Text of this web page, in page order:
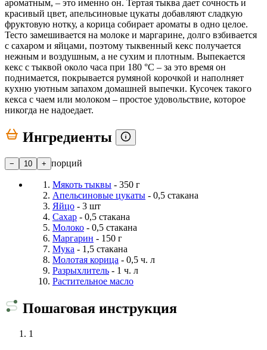
ароматным, – это именно он. Тертая тыква дает сочность и
красивый цвет, апельсиновые цукаты добавляют сладкую
фруктовую нотку, а корица собирает ароматы в одно целое.
Тесто замешивается на молоке и маргарине, долго взбивается
с сахаром и яйцами, поэтому тыквенный кекс получается
нежным и воздушным, а не сухим и плотным. Выпекается
кекс с тыквой около часа при 180 °С – за это время он
поднимается, покрывается румяной корочкой и наполняет
кухню уютным запахом домашней выпечки. Кусочек такого
кекса с чаем или молоком – простое удовольствие, которое
никогда не надоедает.
Ингредиенты
− 10 + порций
Мякоть тыквы - 350 г
Апельсиновые цукаты - 0,5 стакана
Яйцо - 3 шт
Сахар - 0,5 стакана
Молоко - 0,5 стакана
Маргарин - 150 г
Мука - 1,5 стакана
Молотая корица - 0,5 ч. л
Разрыхлитель - 1 ч. л
Растительное масло
Пошаговая инструкция
1